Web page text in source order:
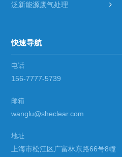
泛新能源废气处理
快速导航
电话
156-7777-5739
邮箱
wanglu@sheclear.com
地址
上海市松江区广富林东路66号8幢